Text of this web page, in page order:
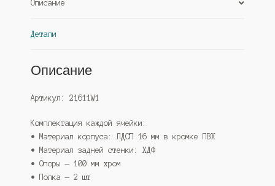
Описание
Детали
Описание
Артикул: 21611W1
Комплектация каждой ячейки:
• Материал корпуса: ЛДСП 16 мм в кромке ПВХ
• Материал задней стенки: ХДФ
• Опоры — 100 мм хром
• Полка — 2 шт